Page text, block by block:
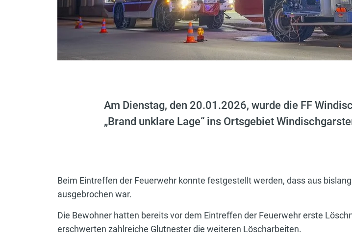
Am Dienstag, den 20.01.2026, wurde die FF
„Brand unklare Lage“ ins Ortsgebiet
Beim Eintreffen der Feuerwehr konnte festgestellt werden, dass aus
ausgebrochen war.
Die Bewohner hatten bereits vor dem Eintreffen der Feuerwehr erste
erschwerten zahlreiche Glutnester die weiteren Löscharbeiten.